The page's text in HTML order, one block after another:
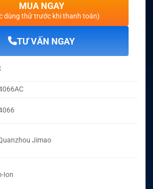
MUA NGAY
dùng thử trước khi thanh toán)
TƯ VẤN NGAY
Jimao
Ion